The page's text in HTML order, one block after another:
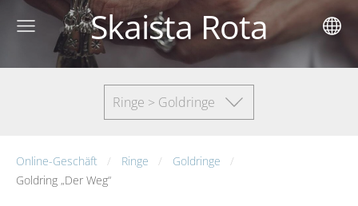
Skaista Rota
Ringe > Goldringe
Online-Geschäft Ringe
Goldringe
Goldring „Der Weg“